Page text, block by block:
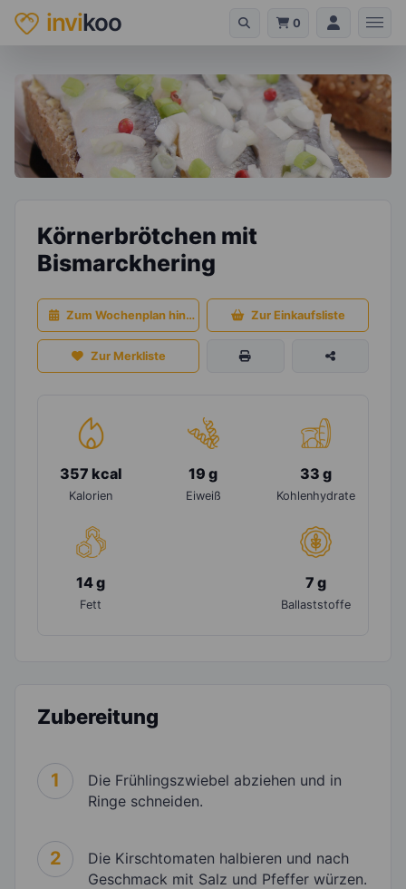
invikoo 0
Körnerbrötchen mit
Bismarckhering
Zum Wochenplan hinzufügen Zur Einkaufsliste
Zur Merkliste
357 kcal
Kalorien
19 g
Eiweiß
33 g
Kohlenhydrate
14 g
Fett
7 g
Ballaststoffe
Zubereitung
1
Die Frühlingszwiebel abziehen und in
Ringe schneiden.
2
Die Kirschtomaten halbieren und nach
Geschmack mit Salz und Pfeffer würzen.